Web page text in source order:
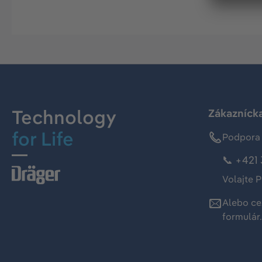
Technology
for Life
📞
Volajte
Alebo
formulár.